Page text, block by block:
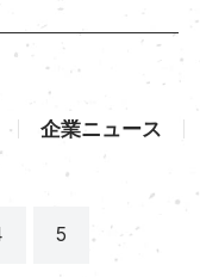
企業ニュース
5